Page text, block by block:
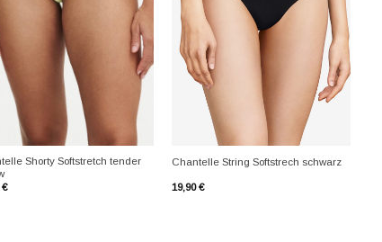
Shorty Softstretch tender
€
Chantelle String Softstrech schwarz
19,90€